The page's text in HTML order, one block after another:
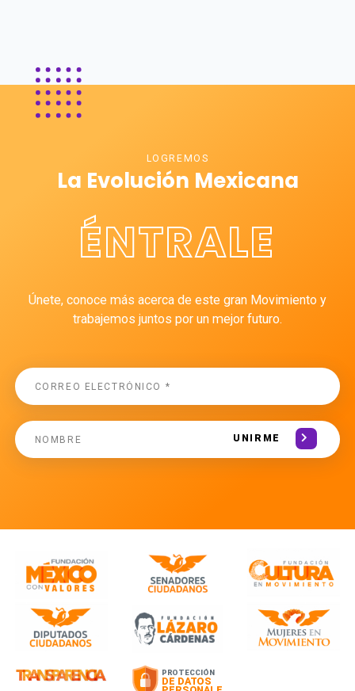
LOGREMOS
La Evolución Mexicana
ÉNTRALE
Únete, conoce más acerca de este gran Movimiento y
trabajemos juntos por un mejor futuro.
UNIRME